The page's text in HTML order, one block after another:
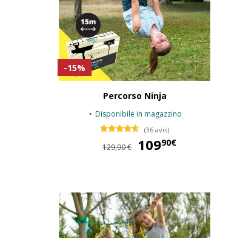
-15%
Percorso Ninja
Disponibile in magazzino
(36 avis)
129,90 € 10990€